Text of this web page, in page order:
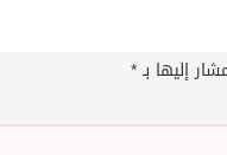
إليها بـ*